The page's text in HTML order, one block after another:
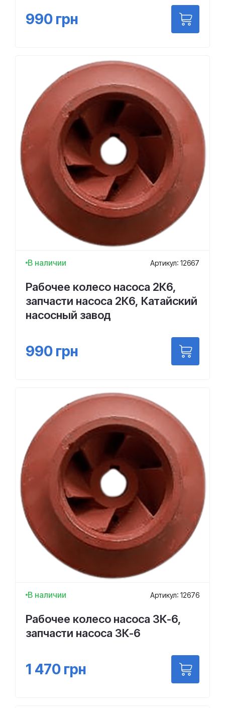
990 грн
В наличии Артикул: 12667
Рабочее колесо насоса 2К6,
запчасти насоса 2К6, Катайский
насосный завод
990 грн
В наличии Артикул: 12676
Рабочее колесо насоса 3К-6,
запчасти насоса 3К-6
1 470 грн